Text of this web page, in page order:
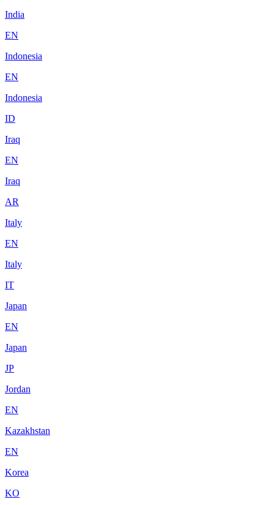
India
EN
Indonesia
EN
Indonesia
ID
Iraq
EN
Iraq
AR
Italy
EN
Italy
IT
Japan
EN
Japan
JP
Jordan
EN
Kazakhstan
EN
Korea
KO